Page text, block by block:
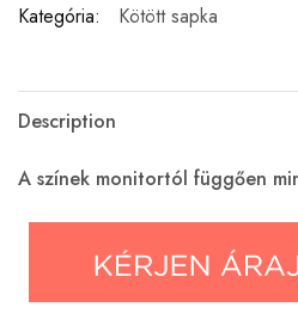
Kategória: Kötött sapka
Description
A színek monitortól függően